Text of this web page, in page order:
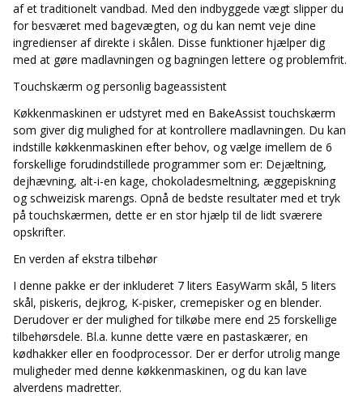
af et traditionelt vandbad. Med den indbyggede vægt slipper du
for besværet med bagevægten, og du kan nemt veje dine
ingredienser af direkte i skålen. Disse funktioner hjælper dig
med at gøre madlavningen og bagningen lettere og problemfrit.
Touchskærm og personlig bageassistent
Køkkenmaskinen er udstyret med en BakeAssist touchskærm
som giver dig mulighed for at kontrollere madlavningen. Du kan
indstille køkkenmaskinen efter behov, og vælge imellem de 6
forskellige forudindstillede programmer som er: Dejæltning,
dejhævning, alt-i-en kage, chokoladesmeltning, æggepiskning
og schweizisk marengs. Opnå de bedste resultater med et tryk
på touchskærmen, dette er en stor hjælp til de lidt sværere
opskrifter.
En verden af ekstra tilbehør
I denne pakke er der inkluderet 7 liters EasyWarm skål, 5 liters
skål, piskeris, dejkrog, K-pisker, cremepisker og en blender.
Derudover er der mulighed for tilkøbe mere end 25 forskellige
tilbehørsdele. Bl.a. kunne dette være en pastaskærer, en
kødhakker eller en foodprocessor. Der er derfor utrolig mange
muligheder med denne køkkenmaskinen, og du kan lave
alverdens madretter.